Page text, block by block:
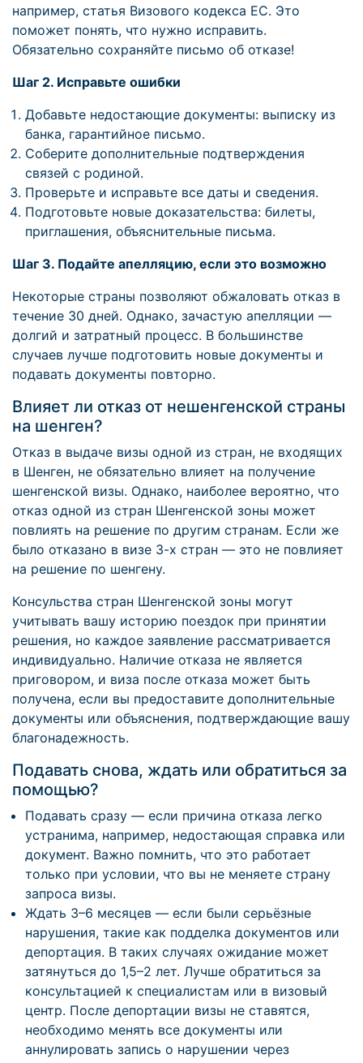
например, статья Визового кодекса ЕС. Это
поможет понять, что нужно исправить.
Обязательно сохраняйте письмо об отказе!
Шаг 2. Исправьте ошибки
Добавьте недостающие документы: выписку из
банка, гарантийное письмо.
Соберите дополнительные подтверждения
связей с родиной.
Проверьте и исправьте все даты и сведения.
Подготовьте новые доказательства: билеты,
приглашения, объяснительные письма.
Шаг 3. Подайте апелляцию, если это возможно
Некоторые страны позволяют обжаловать отказ в
течение 30 дней. Однако, зачастую апелляции —
долгий и затратный процесс. В большинстве
случаев лучше подготовить новые документы и
подавать документы повторно.
Влияет ли отказ от нешенгенской страны
на шенген?
Отказ в выдаче визы одной из стран, не входящих
в Шенген, не обязательно влияет на получение
шенгенской визы. Однако, наиболее вероятно, что
отказ одной из стран Шенгенской зоны может
повлиять на решение по другим странам. Если же
было отказано в визе 3-х стран — это не повлияет
на решение по шенгену.
Консульства стран Шенгенской зоны могут
учитывать вашу историю поездок при принятии
решения, но каждое заявление рассматривается
индивидуально. Наличие отказа не является
приговором, и виза после отказа может быть
получена, если вы предоставите дополнительные
документы или объяснения, подтверждающие вашу
благонадежность.
Подавать снова, ждать или обратиться за
помощью?
Подавать сразу — если причина отказа легко
устранима, например, недостающая справка или
документ. Важно помнить, что это работает
только при условии, что вы не меняете страну
запроса визы.
Ждать 3–6 месяцев — если были серьёзные
нарушения, такие как подделка документов или
депортация. В таких случаях ожидание может
затянуться до 1,5–2 лет. Лучше обратиться за
консультацией к специалистам или в визовый
центр. После депортации визы не ставятся,
необходимо менять все документы или
аннулировать запись о нарушении через